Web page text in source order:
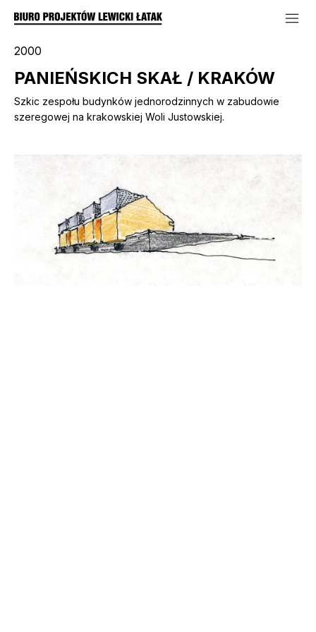
2000
PANIEŃSKICH SKAŁ / KRAKÓW
Szkic zespołu budynków jednorodzinnych w zabudowie
szeregowej na krakowskiej Woli Justowskiej.